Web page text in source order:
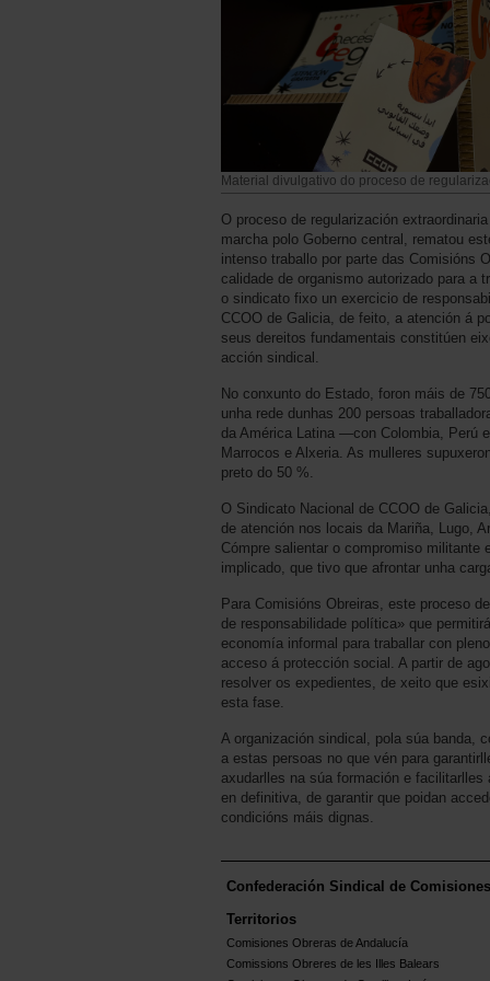
Material divulgativo do proceso de
O proceso de regularización
marcha polo Goberno central, rematou
intenso traballo por parte das Comisións
calidade de organismo autorizado para a
o sindicato fixo un exercicio de
CCOO de Galicia, de feito, a atención á
seus dereitos fundamentais constitúen
acción sindical.
No conxunto do Estado, foron máis de
unha rede dunhas 200 persoas
da América Latina —con Colombia, Perú
Marrocos e Alxeria. As mulleres
preto do 50 %.
O Sindicato Nacional de CCOO de
de atención nos locais da Mariña, Lugo,
Cómpre salientar o compromiso militante
implicado, que tivo que afrontar unha
Para Comisións Obreiras, este proceso
de responsabilidade política» que
economía informal para traballar con
acceso á protección social. A partir de
resolver os expedientes, de xeito que
esta fase.
A organización sindical, pola súa banda,
a estas persoas no que vén para
axudarlles na súa formación e
en definitiva, de garantir que poidan
condicións máis dignas.
Confederación Sindical de
Territorios
Comisiones Obreras de Andalucía
Comissions Obreres de les Illes Balears